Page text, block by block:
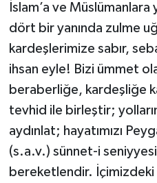
İslam’a ve Müslümanlara
dört bir yanında zulme
kardeşlerimize sabır,
ihsan eyle! Bizi ümmet
beraberliğe, kardeşliğe
tevhid ile birleştir;
aydınlat; hayatımızı
(s.a.v.) sünnet-i
bereketlendir.